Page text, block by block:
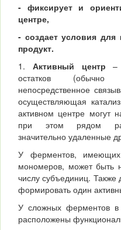
- фиксирует и
центре,
- создает условия для
продукт.
1. Активный центр –
остатков (обычно
непосредственное
осуществляющая
активном центре могут
при этом рядом
значительно удаленные
У ферментов, имеющих
мономеров, может быть
числу субъединиц.
формировать один
У сложных ферментов в
расположены